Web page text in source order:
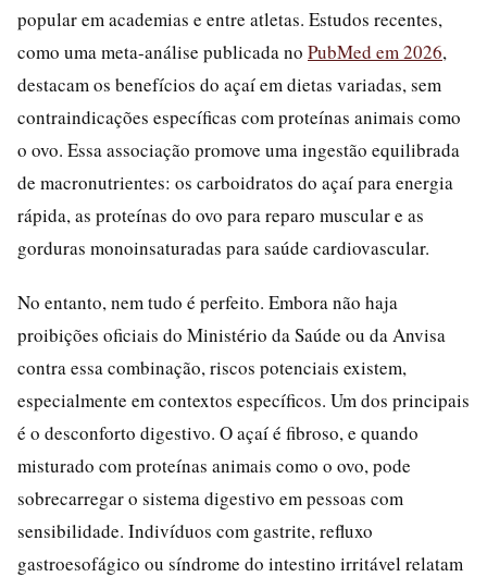
popular em academias e entre atletas. Estudos recentes,
como uma meta-análise publicada no PubMed em 2026,
destacam os benefícios do açaí em dietas variadas, sem
contraindicações específicas com proteínas animais como
o ovo. Essa associação promove uma ingestão equilibrada
de macronutrientes: os carboidratos do açaí para energia
rápida, as proteínas do ovo para reparo muscular e as
gorduras monoinsaturadas para saúde cardiovascular.
No entanto, nem tudo é perfeito. Embora não haja
proibições oficiais do Ministério da Saúde ou da Anvisa
contra essa combinação, riscos potenciais existem,
especialmente em contextos específicos. Um dos principais
é o desconforto digestivo. O açaí é fibroso, e quando
misturado com proteínas animais como o ovo, pode
sobrecarregar o sistema digestivo em pessoas com
sensibilidade. Indivíduos com gastrite, refluxo
gastroesofágico ou síndrome do intestino irritável relatam